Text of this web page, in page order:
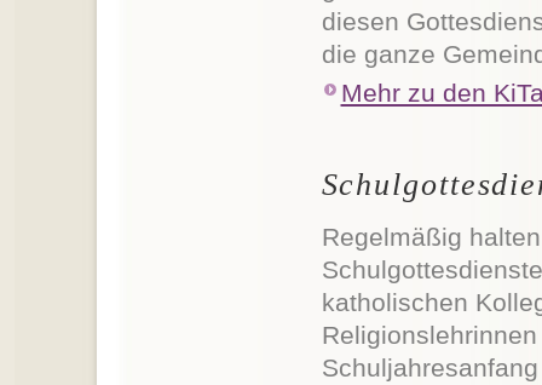
diesen
die ganze
Mehr zu den
Regelmäßig
katholischen